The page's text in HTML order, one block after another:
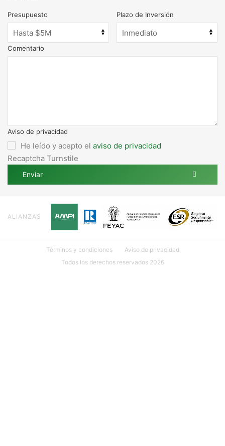
Presupuesto Plazo de Inversión
Comentario
Aviso de privacidad
He leído y acepto el aviso de privacidad
Recaptcha Turnstile
Enviar
ALIANZAS
Términos y condiciones
Aviso de privacidad
Todos los derechos reservados 2026